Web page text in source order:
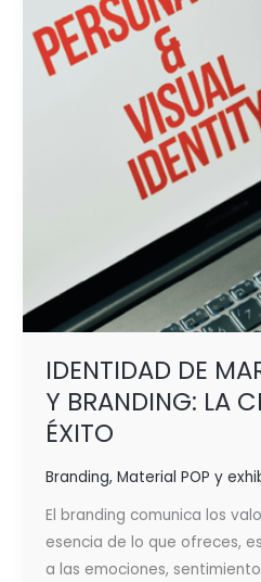
IDENTIDAD DE
Y BRANDING: LA
ÉXITO
Branding, Material POP y
El branding comunica los
esencia de lo que ofreces,
a las emociones,
LA
CLAVE
PARA